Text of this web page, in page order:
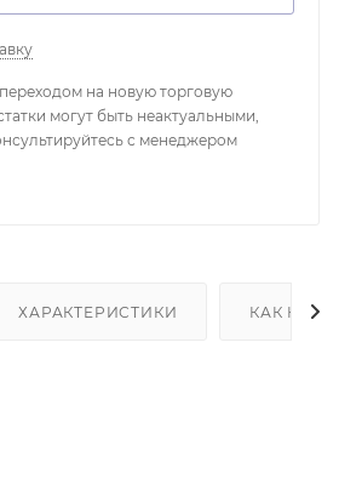
на новую торговую
могут быть неактуальными,
с менеджером
ХАРАКТЕРИСТИКИ КАК